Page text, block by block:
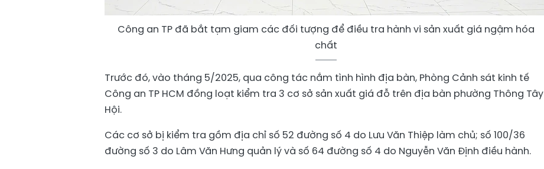
Công an TP đã bắt tạm giam các đối tượng để điều tra hành vi sản xuất giá ngậm hóa
chất
Trước đó, vào tháng 5/2025, qua công tác nắm tình hình địa bàn, Phòng Cảnh sát kinh tế
Công an TP HCM đồng loạt kiểm tra 3 cơ sở sản xuất giá đỗ trên địa bàn phường Thông Tây
Hội.
Các cơ sở bị kiểm tra gồm địa chỉ số 52 đường số 4 do Lưu Văn Thiệp làm chủ; số 100/36
đường số 3 do Lâm Văn Hưng quản lý và số 64 đường số 4 do Nguyễn Văn Định điều hành.